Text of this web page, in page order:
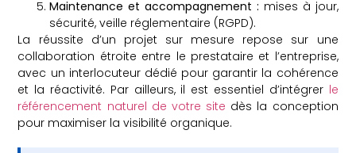
Maintenance et accompagnement : mises à jour,
sécurité, veille réglementaire (RGPD).
La réussite d’un projet sur mesure repose sur une
collaboration étroite entre le prestataire et l’entreprise,
avec un interlocuteur dédié pour garantir la cohérence
et la réactivité. Par ailleurs, il est essentiel d’intégrer le
référencement naturel de votre site dès la conception
pour maximiser la visibilité organique.